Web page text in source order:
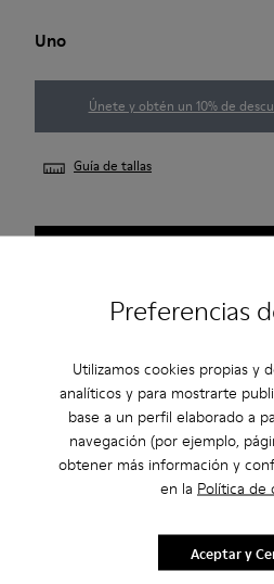
Preferencias
Utilizamos cookies propias y
analíticos y para mostrarte
base a un perfil elaborado a
navegación (por ejemplo,
obtener más información y
en la Política de
Aceptar y
Uno
Únete y obtén un 10% de
Guía de tallas
Descripción
En Uno suela y zapato se unen
técnica que reduce el uso de
duración. Piel suave de look natural.